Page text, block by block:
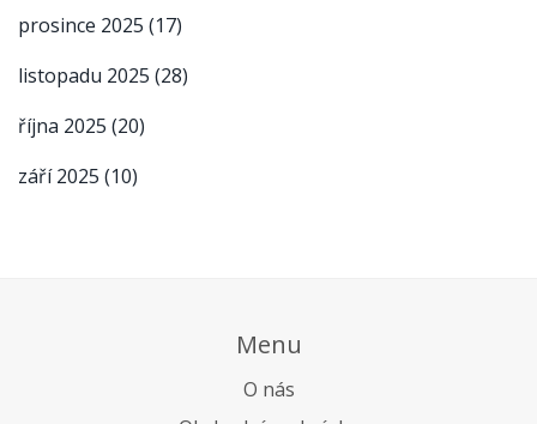
prosince 2025 (17)
listopadu 2025 (28)
října 2025 (20)
září 2025 (10)
Menu
O nás